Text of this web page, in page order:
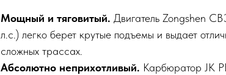
Мощный и тяговитый. Двигатель Zongshen
л.с.) легко берет крутые подъемы и выдает
сложных трассах.
Абсолютно неприхотливый. Карбюратор JK